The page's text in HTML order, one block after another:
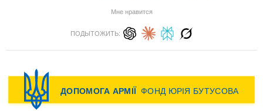
Мне нравится
ПОДЫТОЖИТЬ: